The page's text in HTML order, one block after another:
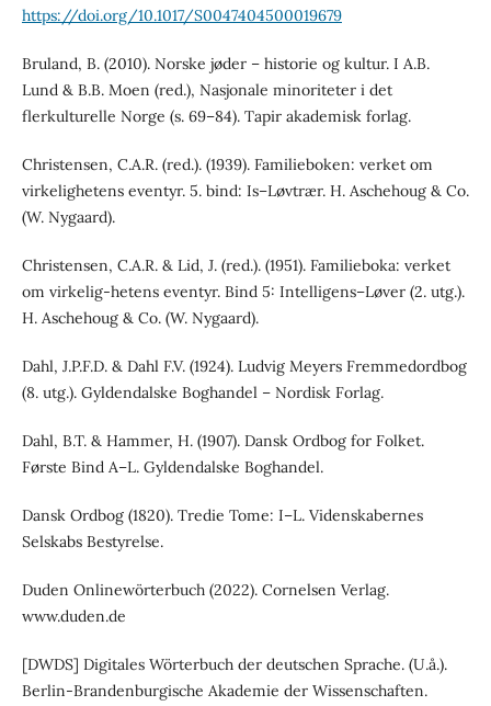
https://doi.org/10.1017/S0047404500019679
Bruland, B. (2010). Norske jøder – historie og kultur. I A.B.
Lund & B.B. Moen (red.), Nasjonale minoriteter i det
flerkulturelle Norge (s. 69–84). Tapir akademisk forlag.
Christensen, C.A.R. (red.). (1939). Familieboken: verket om
virkelighetens eventyr. 5. bind: Is–Løvtrær. H. Aschehoug & Co.
(W. Nygaard).
Christensen, C.A.R. & Lid, J. (red.). (1951). Familieboka: verket
om virkelig-hetens eventyr. Bind 5: Intelligens–Løver (2. utg.).
H. Aschehoug & Co. (W. Nygaard).
Dahl, J.P.F.D. & Dahl F.V. (1924). Ludvig Meyers Fremmedordbog
(8. utg.). Gyldendalske Boghandel – Nordisk Forlag.
Dahl, B.T. & Hammer, H. (1907). Dansk Ordbog for Folket.
Første Bind A–L. Gyldendalske Boghandel.
Dansk Ordbog (1820). Tredie Tome: I–L. Videnskabernes
Selskabs Bestyrelse.
Duden Onlinewörterbuch (2022). Cornelsen Verlag.
www.duden.de
[DWDS] Digitales Wörterbuch der deutschen Sprache. (U.å.).
Berlin-Brandenburgische Akademie der Wissenschaften.